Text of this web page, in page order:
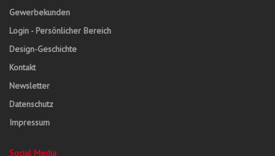
Gewerbekunden
Login - Persönlicher Bereich
Design-Geschichte
Kontakt
Newsletter
Datenschutz
Impressum
Social Media